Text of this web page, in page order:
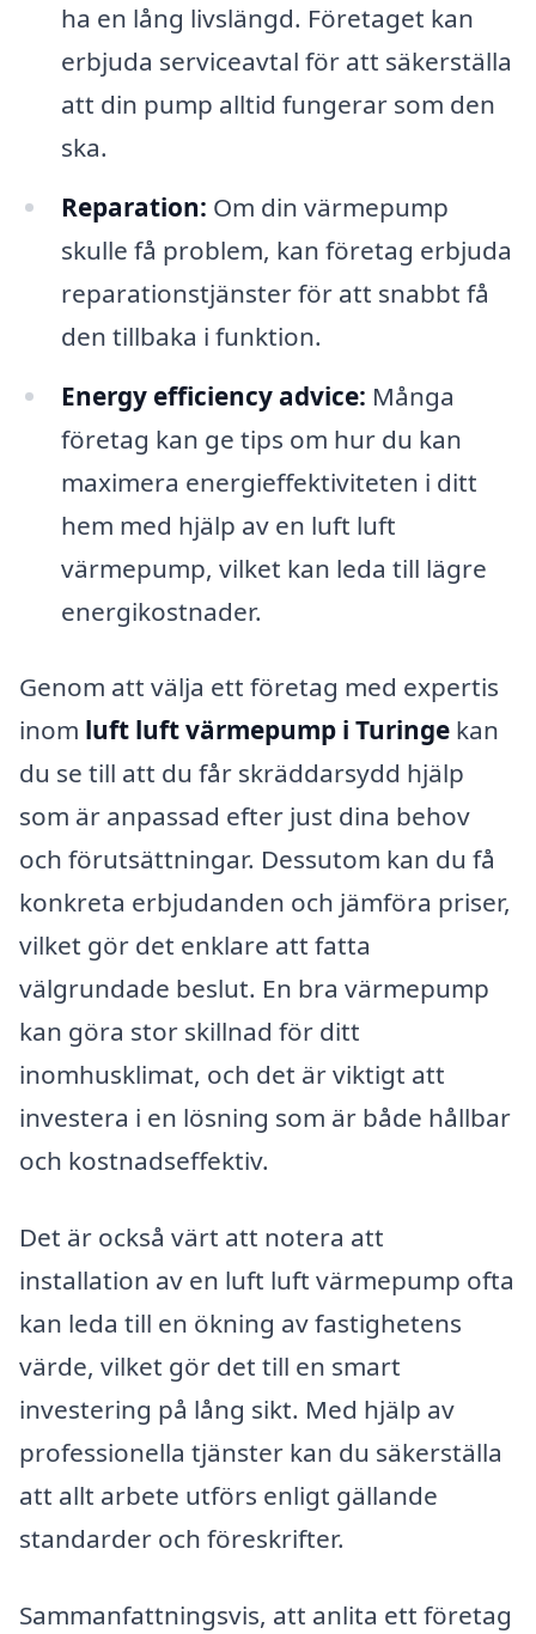
ha en lång livslängd. Företaget kan
erbjuda serviceavtal för att säkerställa
att din pump alltid fungerar som den
ska.
Reparation: Om din värmepump
skulle få problem, kan företag erbjuda
reparationstjänster för att snabbt få
den tillbaka i funktion.
Energy efficiency advice: Många
företag kan ge tips om hur du kan
maximera energieffektiviteten i ditt
hem med hjälp av en luft luft
värmepump, vilket kan leda till lägre
energikostnader.
Genom att välja ett företag med expertis
inom luft luft värmepump i Turinge kan
du se till att du får skräddarsydd hjälp
som är anpassad efter just dina behov
och förutsättningar. Dessutom kan du få
konkreta erbjudanden och jämföra priser,
vilket gör det enklare att fatta
välgrundade beslut. En bra värmepump
kan göra stor skillnad för ditt
inomhusklimat, och det är viktigt att
investera i en lösning som är både hållbar
och kostnadseffektiv.
Det är också värt att notera att
installation av en luft luft värmepump ofta
kan leda till en ökning av fastighetens
värde, vilket gör det till en smart
investering på lång sikt. Med hjälp av
professionella tjänster kan du säkerställa
att allt arbete utförs enligt gällande
standarder och föreskrifter.
Sammanfattningsvis, att anlita ett företag